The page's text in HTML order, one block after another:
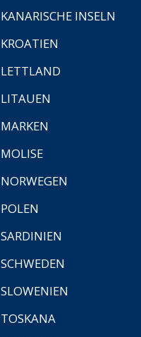
KANARISCHE INSELN
KROATIEN
LETTLAND
LITAUEN
MARKEN
MOLISE
NORWEGEN
POLEN
SARDINIEN
SCHWEDEN
SLOWENIEN
TOSKANA